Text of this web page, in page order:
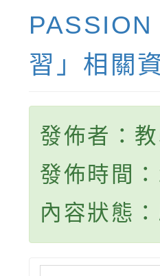
習」相關
發佈者：
發佈時間
內容狀態